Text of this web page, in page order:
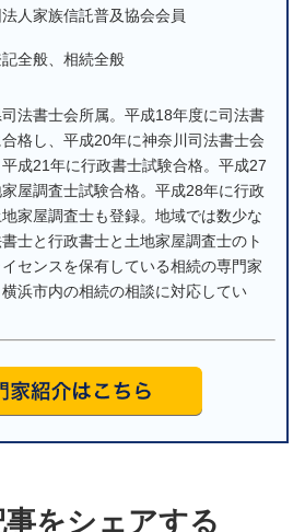
人家族信託普及協会会員
全般、相続全般
法書士会所属。平成18年度に司法書
格し、平成20年に神奈川司法書士会
成21年に行政書士試験合格。平成27
屋調査士試験合格。平成28年に行政
家屋調査士も登録。地域では数少な
士と行政書士と土地家屋調査士のト
イセンスを保有している相続の専門家
横浜市内の相続の相談に対応してい